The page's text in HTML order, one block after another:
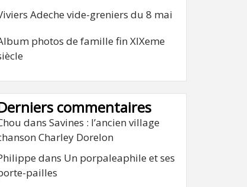
Adeche vide-greniers du 8 mai
photos de famille fin XIXeme
commentaires
dans Savines : l’ancien village
Charley Dorelon
dans Un porpaleaphile et ses
pailles